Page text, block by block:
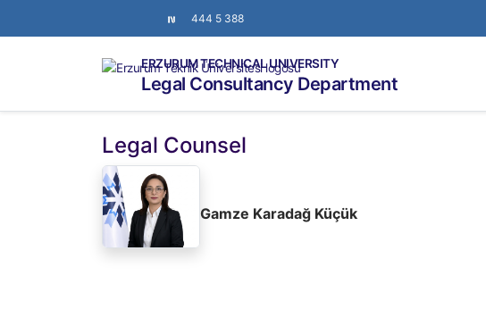
444 5 388
ERZURUM TECHNICAL UNIVERSITY
Legal Consultancy Department
Legal Counsel
Gamze Karadağ Küçük